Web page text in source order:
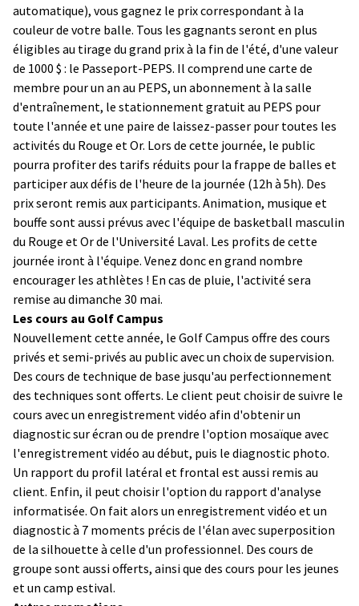
automatique), vous gagnez le prix correspondant à la
couleur de votre balle. Tous les gagnants seront en plus
éligibles au tirage du grand prix à la fin de l'été, d'une valeur
de 1000 $ : le Passeport-PEPS. Il comprend une carte de
membre pour un an au PEPS, un abonnement à la salle
d'entraînement, le stationnement gratuit au PEPS pour
toute l'année et une paire de laissez-passer pour toutes les
activités du Rouge et Or. Lors de cette journée, le public
pourra profiter des tarifs réduits pour la frappe de balles et
participer aux défis de l'heure de la journée (12h à 5h). Des
prix seront remis aux participants. Animation, musique et
bouffe sont aussi prévus avec l'équipe de basketball masculin
du Rouge et Or de l'Université Laval. Les profits de cette
journée iront à l'équipe. Venez donc en grand nombre
encourager les athlètes ! En cas de pluie, l'activité sera
remise au dimanche 30 mai.
Les cours au Golf Campus
Nouvellement cette année, le Golf Campus offre des cours
privés et semi-privés au public avec un choix de supervision.
Des cours de technique de base jusqu'au perfectionnement
des techniques sont offerts. Le client peut choisir de suivre le
cours avec un enregistrement vidéo afin d'obtenir un
diagnostic sur écran ou de prendre l'option mosaïque avec
l'enregistrement vidéo au début, puis le diagnostic photo.
Un rapport du profil latéral et frontal est aussi remis au
client. Enfin, il peut choisir l'option du rapport d'analyse
informatisée. On fait alors un enregistrement vidéo et un
diagnostic à 7 moments précis de l'élan avec superposition
de la silhouette à celle d'un professionnel. Des cours de
groupe sont aussi offerts, ainsi que des cours pour les jeunes
et un camp estival.